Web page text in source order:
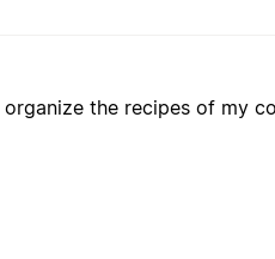
the recipes of my